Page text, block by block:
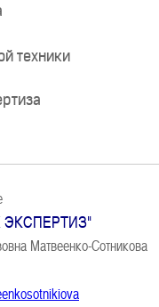
техники
Матвеенко-Сотникова